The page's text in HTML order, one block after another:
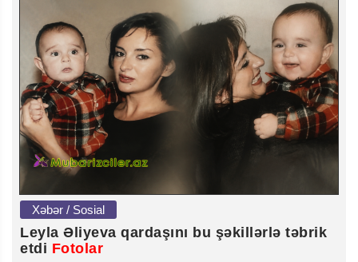
Xəbər / Sosial
Leyla Əliyeva qardaşını bu şəkillərlə təbrik
etdi Fotolar